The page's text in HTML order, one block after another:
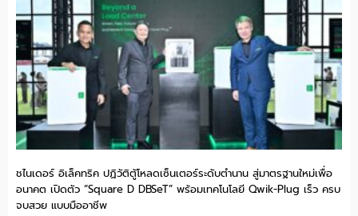
ชไนเดอร์ อิเล็คทริค ปฏิวัติตู้โหลดเซ็นเตอร์ระดับตำนาน สู่มาตรฐานใหม่เพื่อ
อนาคต เปิดตัว “Square D DBSeT” พร้อมเทคโนโลยี Qwik-Plug เร็ว ครบ
จบสวย แบบมืออาชีพ